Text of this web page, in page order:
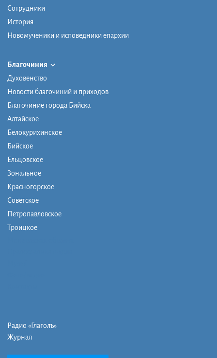
Сотрудники
История
Новомученики и исповедники епархии
Благочиния
Духовенство
Новости благочиний и приходов
Благочиние города Бийска
Алтайское
Белокурихинское
Бийское
Ельцовское
Зональное
Красногорское
Советское
Петропавловское
Троицкое
Радио «Глаголъ»
Журнал